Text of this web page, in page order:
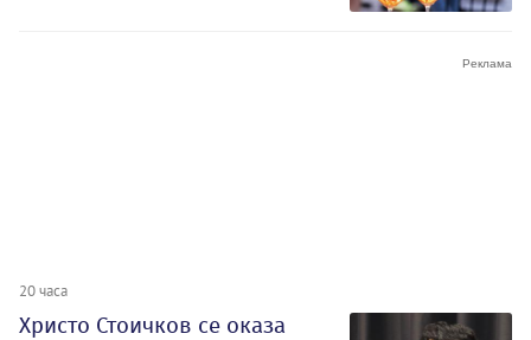
20 часа
Христо Стоичков се оказа